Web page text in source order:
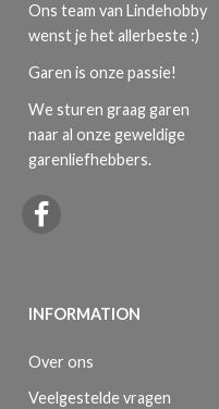
Ons team van Lindehobby
wenst je het allerbeste :)
Garen is onze passie!
We sturen graag garen
naar al onze geweldige
garenliefhebbers.
INFORMATION
Over ons
Veelgestelde vragen